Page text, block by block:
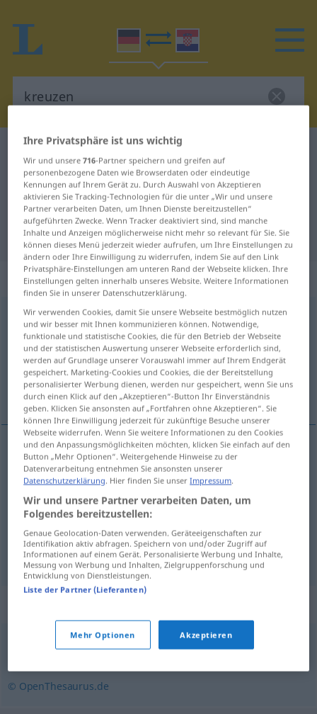
Deutsch-Kroatisch Wörterbuch
Deutsch-Kroatisch Übersetzung für
"kreuzen"
"kreuzen" Kroatisch Übersetzung
„kreuzen“
kreuzen
Übersicht aller Übersetzungen
(Für mehr Details die Übersetzung anklicken/antippen)
križati, krstariti, ukrstiti
ukrstiti(-štavati) kreuzen
križati kreuzen BIOL
krstariti kreuzen MAR
schneiden (fachspr.),überschneiden,überlappen
© OpenThesaurus.de
Ihre Privatsphäre ist uns wichtig
Wir und unsere716-Partner speichern und greifen auf
personenbezogene Daten wie Browserdaten oder eindeutige
Kennungen auf Ihrem Gerät zu. Durch Auswahl von Akzeptieren
aktivieren Sie Tracking-Technologien für die unter „Wir und unsere
Partner verarbeiten Daten, um Ihnen Dienste bereitzustellen“
aufgeführten Zwecke. Wenn Tracker deaktiviert sind, sind manche
Inhalte und Anzeigen möglicherweise nicht mehr so relevant für Sie. Sie
können dieses Menü jederzeit wieder aufrufen, um Ihre Einstellungen zu
ändern oder Ihre Einwilligung zu widerrufen, indem Sie auf den Link
Privatsphäre-Einstellungen am unteren Rand der Webseite klicken. Ihre
Einstellungen gelten innerhalb unseres Website. Weitere Informationen
finden Sie in unserer Datenschutzerklärung.
Wir verwenden Cookies, damit Sie unsere Webseite bestmöglich nutzen
und wir besser mit Ihnen kommunizieren können. Notwendige,
funktionale und statistische Cookies, die für den Betrieb der Webseite
und der statistischen Auswertung unserer Webseite erforderlich sind,
werden auf Grundlage unserer Vorauswahl immer auf Ihrem Endgerät
gespeichert. Marketing-Cookies und Cookies, die der Bereitstellung
personalisierter Werbung dienen, werden nur gespeichert, wenn Sie uns
durch einen Klick auf den „Akzeptieren“-Button Ihr Einverständnis
geben. Klicken Sie ansonsten auf „Fortfahren ohne Akzeptieren“. Sie
können Ihre Einwilligung jederzeit für zukünftige Besuche unserer
Webseite widerrufen. Wenn Sie weitere Informationen zu den Cookies
und den Anpassungsmöglichkeiten möchten, klicken Sie einfach auf den
Button „Mehr Optionen“. Weitergehende Hinweise zu der
Datenverarbeitung entnehmen Sie ansonsten unserer
Datenschutzerklärung. Hier finden Sie unserImpressum.
Wir und unsere Partner verarbeiten Daten, um
Folgendes bereitzustellen:
Genaue Geolocation-Daten verwenden. Geräteeigenschaften zur
Identifikation aktiv abfragen. Speichern von und/oder Zugriff auf
Informationen auf einem Gerät. Personalisierte Werbung und Inhalte,
Messung von Werbung und Inhalten, Zielgruppenforschung und
Entwicklung von Dienstleistungen.
Liste der Partner (Lieferanten)
Mehr Optionen Akzeptieren